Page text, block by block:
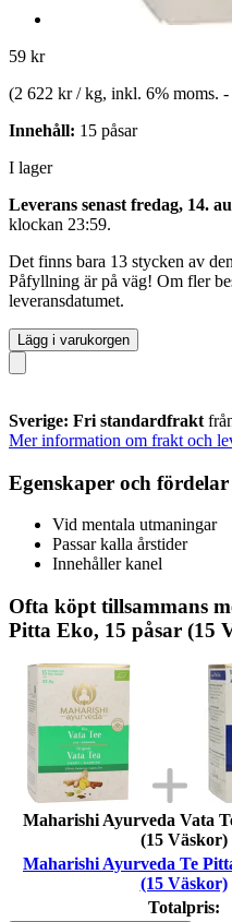
59 kr
(2 622 kr / kg, inkl. 6% moms. -
Innehåll: 15 påsar
I lager
Leverans senast fredag, 14.
klockan 23:59.
Det finns bara 13 stycken av
Påfyllning är på väg! Om fler
leveransdatumet.
Lägg i varukorgen
Sverige: Fri standardfrakt
Mer information om frakt och
Egenskaper och fördelar
Vid mentala utmaningar
Passar kalla årstider
Innehåller kanel
Ofta köpt tillsammans
Pitta Eko, 15 påsar (15
Maharishi Ayurveda Vata
(15 Väskor)
Maharishi Ayurveda Te
(15 Väskor)
Totalpris: